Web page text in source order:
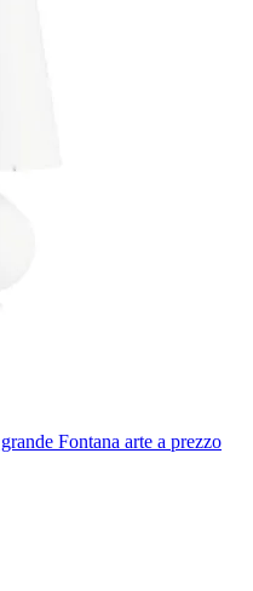
Fontana arte a prezzo